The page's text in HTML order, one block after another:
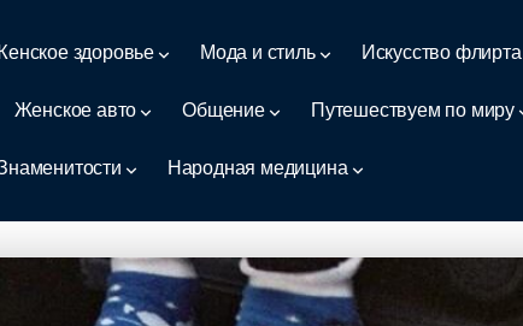
здоровье Мода и стиль Искусство флирта
Женское авто Общение Путешествуем по миру
Народная медицина